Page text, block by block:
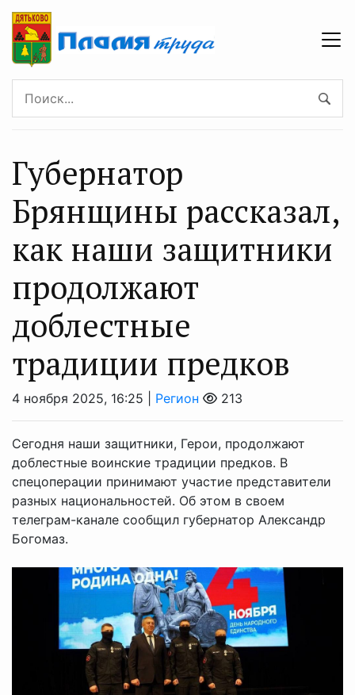
Губернатор
Брянщины рассказал,
как наши защитники
продолжают
доблестные
традиции предков
4 ноября 2025, 16:25 | Регион 213
Сегодня наши защитники, Герои, продолжают
доблестные воинские традиции предков. В
спецоперации принимают участие представители
разных национальностей. Об этом в своем
телеграм-канале сообщил губернатор Александр
Богомаз.